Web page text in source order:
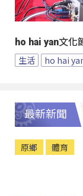
ho hai yan文化
生活 ho hai
最新新聞
原鄉 體育